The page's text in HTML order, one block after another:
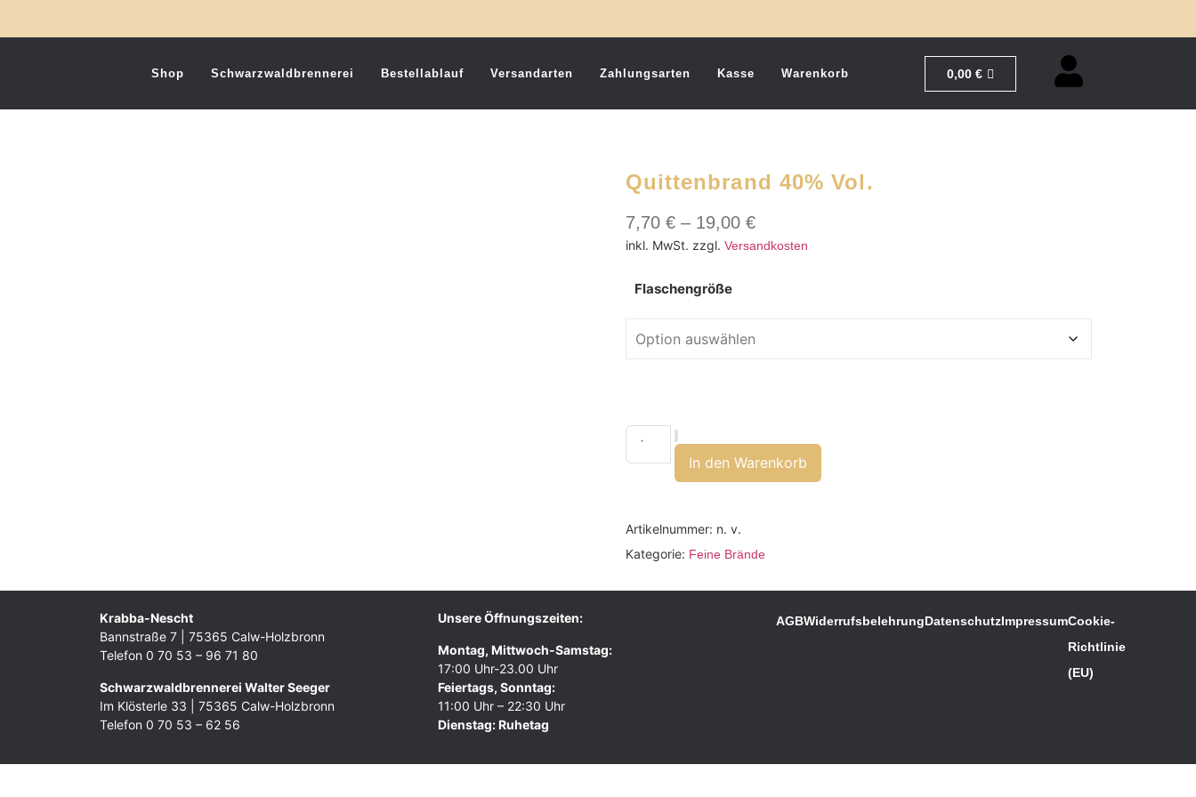
Shop Schwarzwaldbrennerei Bestellablauf Versandarten Zahlungsarten Kasse Warenkorb 0,00€
Quittenbrand 40% Vol.
7,70 €– 19,00 €
inkl. MwSt. zzgl. Versandkosten
Flaschengröße
In den Warenkorb
Artikelnummer: n. v.
Kategorie: Feine Brände
Krabba-Nescht
Bannstraße 7 | 75365 Calw-Holzbronn
Telefon 0 70 53 – 96 71 80
Schwarzwaldbrennerei Walter Seeger
Im Klösterle 33 | 75365 Calw-Holzbronn
Telefon 0 70 53 – 62 56
Unsere Öffnungszeiten:
Montag, Mittwoch-Samstag:
17:00 Uhr-23.00 Uhr
Feiertags, Sonntag:
11:00 Uhr – 22:30 Uhr
Dienstag: Ruhetag
AGBWiderrufsbelehrungDatenschutzImpressumCookie-
Richtlinie
(EU)